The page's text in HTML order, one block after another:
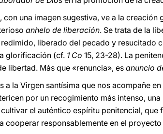
con una imagen sugestiva, ve a la
anhelo de liberación. Se trata de la
liberado del pecado y resucitado
glorificación (cf. 1 Co 15, 23-28). La
libertad. Más que «renuncia», esanuncio
la Virgen santísima que nos acompañe en
por un recogimiento más intenso,
el auténtico espíritu penitencial, que
cooperar responsablemente en el